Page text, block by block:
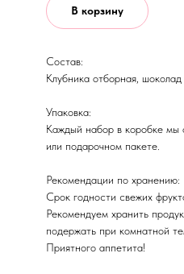
В корзину
Состав:
Клубника отборная,
Упаковка:
Каждый набор в коробке мы
или подарочном пакете.
Рекомендации по хранению:
Срок годности свежих
Рекомендуем хранить
подержать при комнатной
​Приятного аппетита!